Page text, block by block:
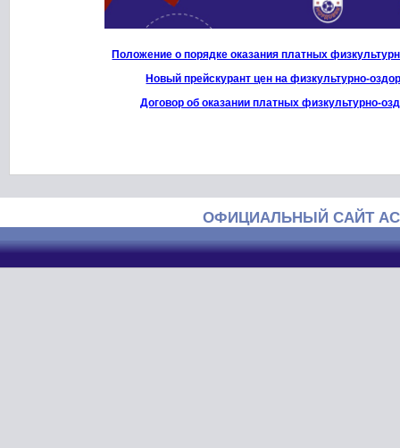
Положение о порядке оказания платных
Новый прейскурант цен на физкультурно-
Договор об оказании платных физкультурно-
ОФИЦИАЛЬНЫЙ САЙТ